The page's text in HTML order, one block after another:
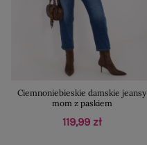
Ciemnoniebieskie damskie jeansy
mom z paskiem
119,99 zł